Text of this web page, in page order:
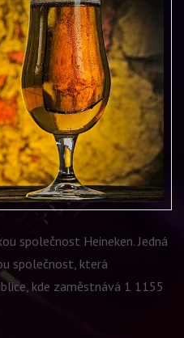
společnost Heineken. Jedná
společnost, která
kde zaměstnává 1 1155